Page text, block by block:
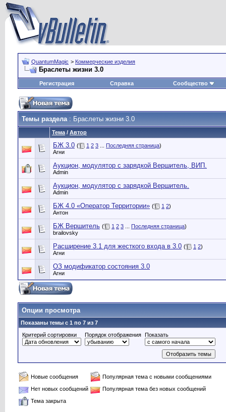
QuantumMagic > Коммерческие изделия
Браслеты жизни 3.0
Регистрация Справка Сообщество
Темы раздела: Браслеты жизни 3.0
Тема / Автор
БЖ 3.0 ( 1 2 3 Последняя страница)
Агни
Аукцион, модулятор с зарядкой Вершитель, ВИП.
Admin
Аукцион, модулятор с зарядкой Вершитель.
Admin
БЖ 4.0 «Оператор Территории» ( 1 2)
Антон
БЖ Вершитель ( 1 2 3 Последняя страница)
brailovsky
Расширение 3.1 для жесткого входа в 3.0 ( 1 2)
Агни
ОЗ модификатор состояния 3.0
Агни
Опции просмотра
Показаны темы с 1 по 7 из 7
Критерий сортировки
Порядок отображения Показать
Новые сообщения
Популярная тема с новыми сообщениями
Нет новых сообщений
Популярная тема без новых сообщений
Тема закрыта